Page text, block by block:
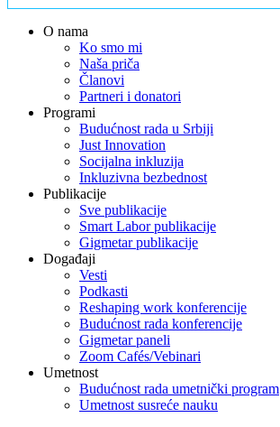
O nama
Ko smo mi
Naša priča
Članovi
Partneri i donatori
Programi
Budućnost rada u Srbiji
Just Innovation
Socijalna inkluzija
Inkluzivna bezbednost
Publikacije
Sve publikacije
Smart Labor publikacije
Gigmetar publikacije
Događaji
Vesti
Podkasti
Reshaping work konferencije
Budućnost rada konferencije
Gigmetar paneli
Zoom Cafés/Vebinari
Umetnost
Budućnost rada umetnički program
Umetnost susreće nauku